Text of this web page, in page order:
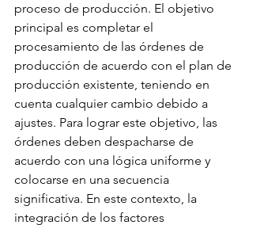
proceso de producción. El objetivo
principal es completar el
procesamiento de las órdenes de
producción de acuerdo con el plan de
producción existente, teniendo en
cuenta cualquier cambio debido a
ajustes. Para lograr este objetivo, las
órdenes deben despacharse de
acuerdo con una lógica uniforme y
colocarse en una secuencia
significativa. En este contexto, la
integración de los factores